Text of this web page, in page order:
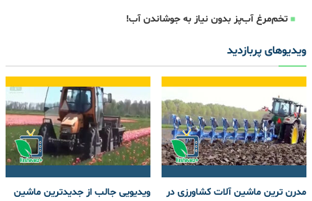
تخم‌مرغ آب‌پز بدون نیاز به جوشاندن آب!
ویدیوهای پربازدید
مدرن ترین ماشین آلات کشاورزی در
ویدیویی جالب از جدیدترین ماشین